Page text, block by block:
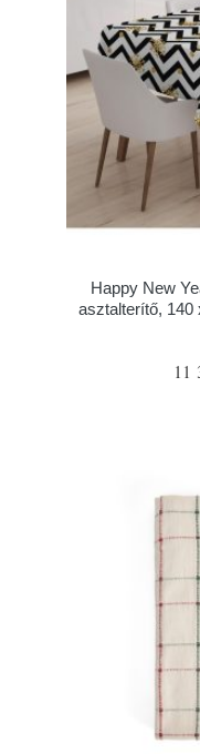
Happy New
asztalterítő, 140
11